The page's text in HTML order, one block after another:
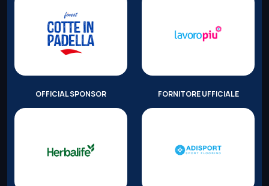
OFFICIAL SPONSOR FORNITORE UFFICIALE